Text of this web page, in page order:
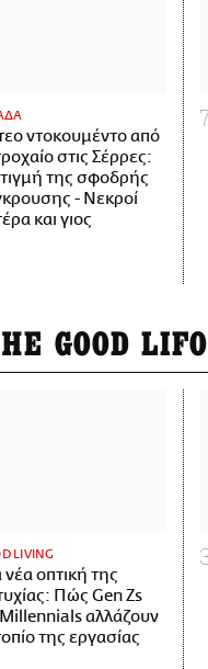
ντοκουμέντο από
στις Σέρρες:
της σφοδρής
- Νεκροί
και γιος
GOOD LIFO
LIVING
νέα οπτική της
Πώς Gen Zs
Millennials αλλάζουν
της εργασίας